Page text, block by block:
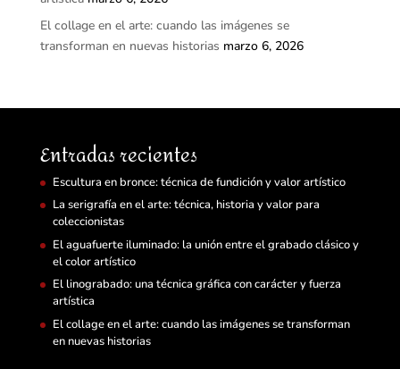
El collage en el arte: cuando las imágenes se
transforman en nuevas historias marzo 6, 2026
Entradas recientes
Escultura en bronce: técnica de fundición y valor artístico
La serigrafía en el arte: técnica, historia y valor para
coleccionistas
El aguafuerte iluminado: la unión entre el grabado clásico y
el color artístico
El linograbado: una técnica gráfica con carácter y fuerza
artística
El collage en el arte: cuando las imágenes se transforman
en nuevas historias